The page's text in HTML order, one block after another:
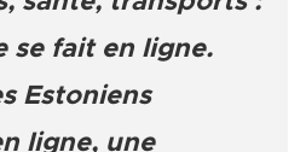
se fait en ligne.
Estoniens
ligne, une